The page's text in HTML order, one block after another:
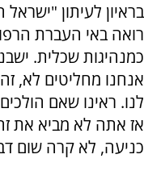
בראיון לעיתון
רואה באי העברת
כמנהיגות שכלית.
אנחנו מחליטים לא,
אז אתה לא מביא את
כניעה, לא קרה שום